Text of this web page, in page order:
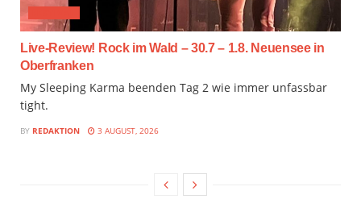
Live-Review! Rock im Wald – 30.7 – 1.8. Neuensee in
Oberfranken
My Sleeping Karma beenden Tag 2 wie immer unfassbar
tight.
BY REDAKTION 3 AUGUST, 2026